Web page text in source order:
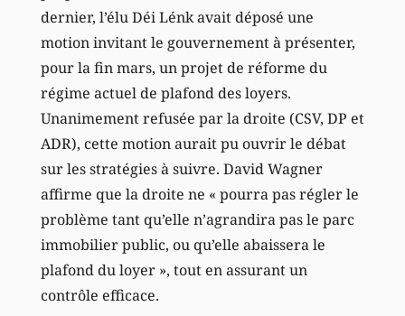
dernier, l’élu Déi Lénk avait déposé une
motion invitant le gouvernement à présenter,
pour la fin mars, un projet de réforme du
régime actuel de plafond des loyers.
Unanimement refusée par la droite (CSV, DP et
ADR), cette motion aurait pu ouvrir le débat
sur les stratégies à suivre. David Wagner
affirme que la droite ne « pourra pas régler le
problème tant qu’elle n’agrandira pas le parc
immobilier public, ou qu’elle abaissera le
plafond du loyer », tout en assurant un
contrôle efficace.